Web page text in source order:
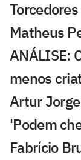
Matheus
ANÁLISE:
menos
Artur
'Podem
Fabrício